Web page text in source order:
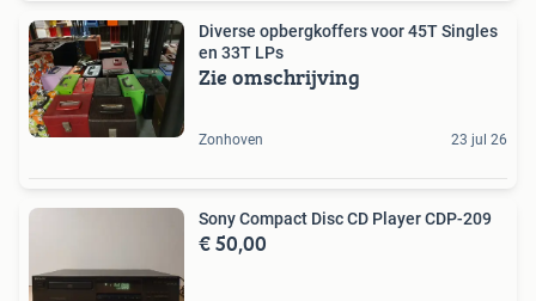
Diverse opbergkoffers voor 45T Singles
en 33T LPs
Zie omschrijving
Zonhoven 23 jul 26
Sony Compact Disc CD Player CDP-209
€ 50,00